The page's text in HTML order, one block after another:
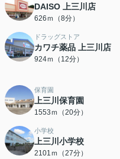
DAISO 上三川店
626ｍ（8分）
ドラッグストア
カワチ薬品 上三川店
924ｍ（12分）
保育園
上三川保育園
1553ｍ（20分）
小学校
上三川小学校
2101ｍ（27分）